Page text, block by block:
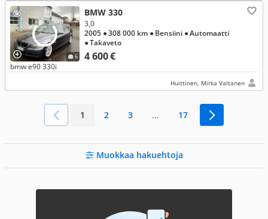
6
BMW 330
4 600 €
3,0
2005 ● 308 000 km ● Bensiini ● Automaatti
● Takaveto
bmw e90 330i
Huittinen, Mirka Valtanen
1 2 3 ... 17
Muokkaa hakuehtoja